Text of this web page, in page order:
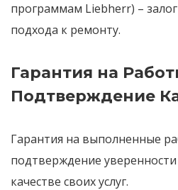
программам Liebherr) –
подхода к ремонту.
Гарантия на
Подтверждение
Гарантия на выполненные
подтверждение
качестве своих услуг.